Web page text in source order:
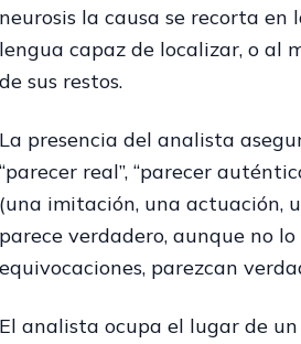
neurosis la causa se recorta
lengua capaz de localizar, o al
de sus restos.
La presencia del analista
“parecer real”, “parecer
(una imitación, una actuación,
parece verdadero, aunque no
equivocaciones, parezcan
El analista ocupa el lugar de